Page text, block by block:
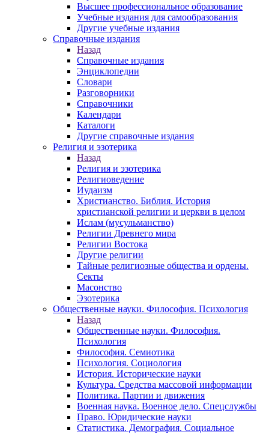
Высшее профессиональное образование
Учебные издания для самообразования
Другие учебные издания
Справочные издания
Назад
Справочные издания
Энциклопедии
Словари
Разговорники
Справочники
Календари
Каталоги
Другие справочные издания
Религия и эзотерика
Назад
Религия и эзотерика
Религиоведение
Иудаизм
Христианство. Библия. История
христианской религии и церкви в целом
Ислам (мусульманство)
Религии Древнего мира
Религии Востока
Другие религии
Тайные религиозные общества и ордены.
Секты
Масонство
Эзотерика
Общественные науки. Философия. Психология
Назад
Общественные науки. Философия.
Психология
Философия. Семиотика
Психология. Социология
История. Исторические науки
Культура. Средства массовой информации
Политика. Партии и движения
Военная наука. Военное дело. Спецслужбы
Право. Юридические науки
Статистика. Демография. Социальное